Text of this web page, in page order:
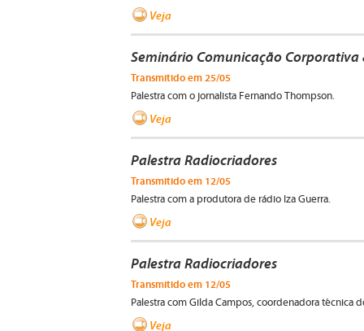
Veja
Seminário Comunicação
Transmitido em 25/05
Palestra com o jornalista Fernando Thompson.
Veja
Palestra Radiocriadores
Transmitido em 12/05
Palestra com a produtora de rádio Iza Guerra.
Veja
Palestra Radiocriadores
Transmitido em 12/05
Palestra com Gilda Campos, coordenadora técnica
Veja